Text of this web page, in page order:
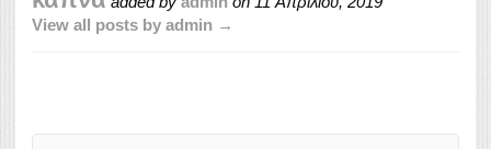
View all posts by admin →